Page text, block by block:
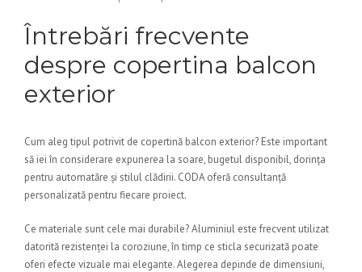
Întrebări frecvente
despre copertina balcon
exterior
Cum aleg tipul potrivit de copertină balcon exterior? Este important
să iei în considerare expunerea la soare, bugetul disponibil, dorința
pentru automatăre și stilul clădirii. CODA oferă consultanță
personalizată pentru fiecare proiect.
Ce materiale sunt cele mai durabile? Aluminiul este frecvent utilizat
datorită rezistenței la coroziune, în timp ce sticla securizată poate
oferi efecte vizuale mai elegante. Alegerea depinde de dimensiuni,